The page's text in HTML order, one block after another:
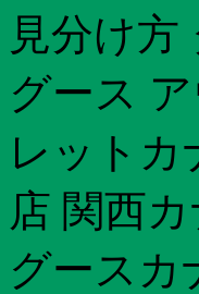
見分け
グース
レットカ
店 関西
グースカ